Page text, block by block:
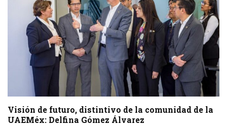
Visión de futuro, distintivo de la comunidad de la
UAEMéx: Delfina Gómez Álvarez